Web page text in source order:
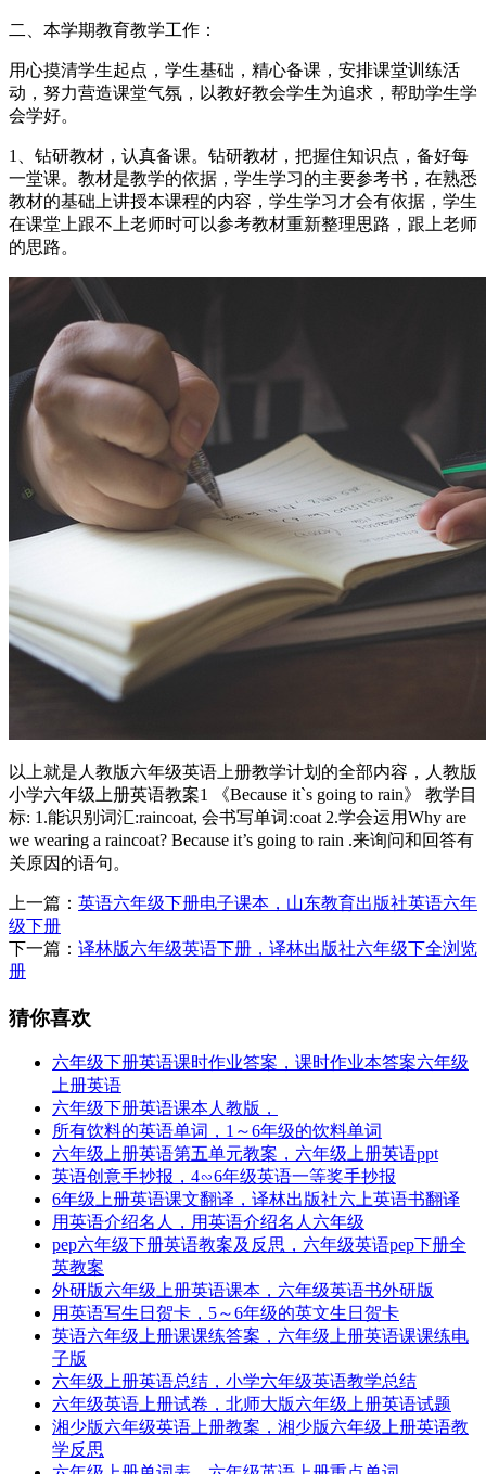
二、本学期教育教学工作：
用心摸清学生起点，学生基础，精心备课，安排课堂训练活
动，努力营造课堂气氛，以教好教会学生为追求，帮助学生学
会学好。
1、钻研教材，认真备课。钻研教材，把握住知识点，备好每
一堂课。教材是教学的依据，学生学习的主要参考书，在熟悉
教材的基础上讲授本课程的内容，学生学习才会有依据，学生
在课堂上跟不上老师时可以参考教材重新整理思路，跟上老师
的思路。
以上就是人教版六年级英语上册教学计划的全部内容，人教版
小学六年级上册英语教案1 《Because it`s going to rain》 教学目
标: 1.能识别词汇:raincoat, 会书写单词:coat 2.学会运用Why are
we wearing a raincoat? Because it’s going to rain .来询问和回答有
关原因的语句。
上一篇： 英语六年级下册电子课本，山东教育出版社英语六年
级下册
下一篇： 译林版六年级英语下册，译林出版社六年级下全浏览
册
猜你喜欢
六年级下册英语课时作业答案，课时作业本答案六年级
上册英语
六年级下册英语课本人教版，
所有饮料的英语单词，1～6年级的饮料单词
六年级上册英语第五单元教案，六年级上册英语ppt
英语创意手抄报，4∽6年级英语一等奖手抄报
6年级上册英语课文翻译，译林出版社六上英语书翻译
用英语介绍名人，用英语介绍名人六年级
pep六年级下册英语教案及反思，六年级英语pep下册全
英教案
外研版六年级上册英语课本，六年级英语书外研版
用英语写生日贺卡，5～6年级的英文生日贺卡
英语六年级上册课课练答案，六年级上册英语课课练电
子版
六年级上册英语总结，小学六年级英语教学总结
六年级英语上册试卷，北师大版六年级上册英语试题
湘少版六年级英语上册教案，湘少版六年级上册英语教
学反思